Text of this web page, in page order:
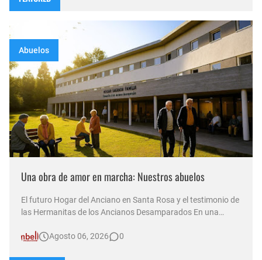
Abuelos
Una obra de amor en marcha: Nuestros abuelos
El futuro Hogar del Anciano en Santa Rosa y el testimonio de
las Hermanitas de los Ancianos Desamparados En una
Compasión —conducido por Norma Abadie y transmitido aAgosto 06, 2026 0